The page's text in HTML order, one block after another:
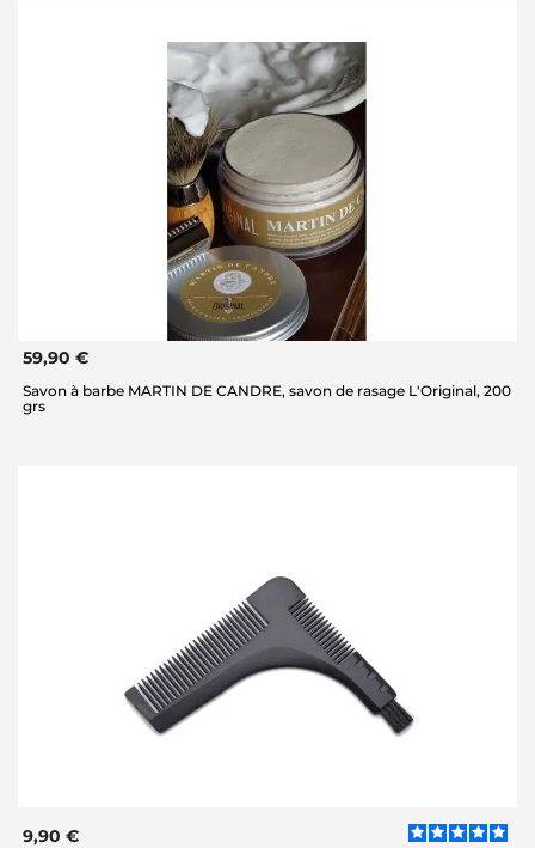
59,90 €
Savon à barbe MARTIN DE CANDRE, savon de rasage L'Original, 200
grs
9,90 €